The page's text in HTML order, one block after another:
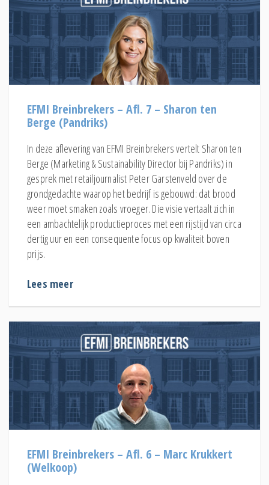
EFMI Breinbrekers – Afl. 7 – Sharon ten
Berge (Pandriks)
In deze aflevering van EFMI Breinbrekers vertelt Sharon ten
Berge (Marketing & Sustainability Director bij Pandriks) in
gesprek met retailjournalist Peter Garstenveld over de
grondgedachte waarop het bedrijf is gebouwd: dat brood
weer moet smaken zoals vroeger. Die visie vertaalt zich in
een ambachtelijk productieproces met een rijstijd van circa
dertig uur en een consequente focus op kwaliteit boven
prijs.
Lees meer
EFMI Breinbrekers – Afl. 6 – Marc Krukkert
(Welkoop)